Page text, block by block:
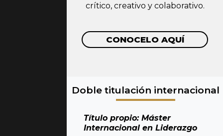
crítico, creativo y colaborativo.
CONOCELO AQUÍ
Doble titulación internacional
Título propio: Máster
Internacional en Liderazgo